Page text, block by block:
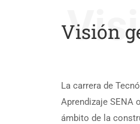
Visión
La carrera de
Aprendizaje SENA
ámbito de la